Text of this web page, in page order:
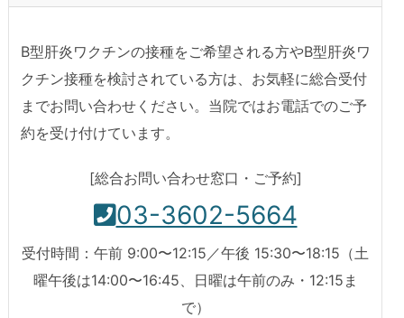
B型肝炎ワクチンの接種をご希望される方やB型肝炎ワ
クチン接種を検討されている方は、お気軽に総合受付
までお問い合わせください。当院ではお電話でのご予
約を受け付けています。
[総合お問い合わせ窓口・ご予約]
03-3602-5664
受付時間：午前 9:00〜12:15／午後 15:30〜18:15（土
曜午後は14:00〜16:45、日曜は午前のみ・12:15ま
で）